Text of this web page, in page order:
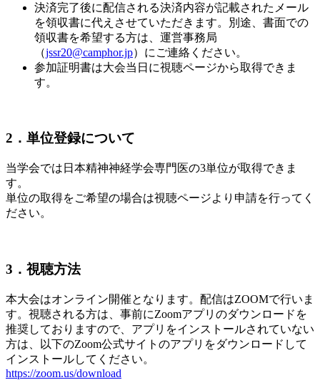
決済完了後に配信される決済内容が記載されたメール
を領収書に代えさせていただきます。別途、書面での
領収書を希望する方は、運営事務局
（jssr20@camphor.jp）にご連絡ください。
参加証明書は大会当日に視聴ページから取得できま
す。
2．単位登録について
当学会では日本精神神経学会専門医の3単位が取得できま
す。
単位の取得をご希望の場合は視聴ページより申請を行ってく
ださい。
3．視聴方法
本大会はオンライン開催となります。配信はZOOMで行いま
す。視聴される方は、事前にZoomアプリのダウンロードを
推奨しておりますので、アプリをインストールされていない
方は、以下のZoom公式サイトのアプリをダウンロードして
インストールしてください。
https://zoom.us/download